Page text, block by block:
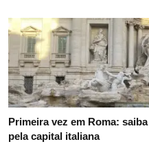
Primeira vez em Roma:
pela capital italiana